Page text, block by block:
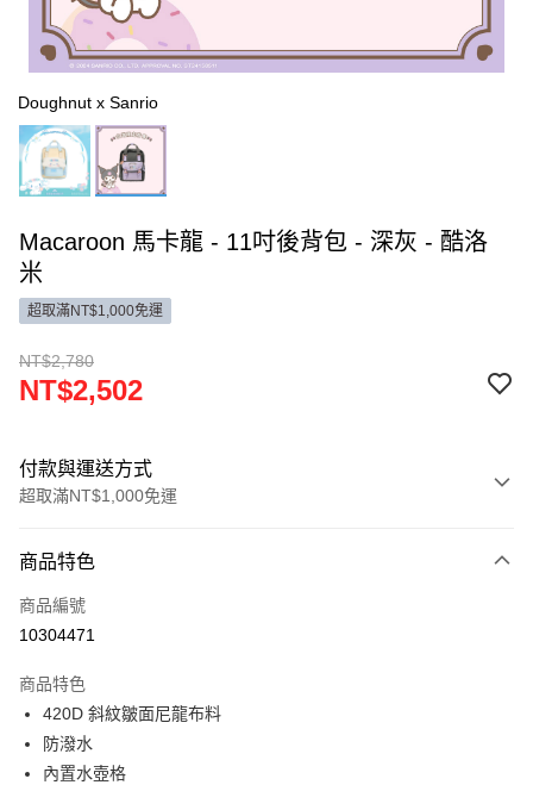
Doughnut x Sanrio
Macaroon 馬卡龍 - 11吋後背包 - 深灰 - 酷洛
米
超取滿NT$1,000免運
NT$2,780
NT$2,502
付款與運送方式
超取滿NT$1,000免運
信用卡一次付款
超商取貨付款
Apple Pay
街口支付
商品特色
商品編號
10304471
商品特色
420D 斜紋皺面尼龍布料
防潑水
內置水壺格